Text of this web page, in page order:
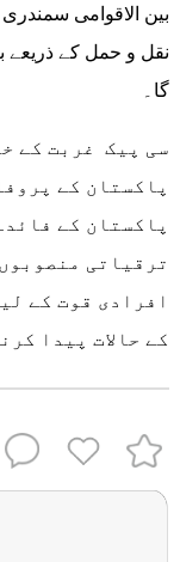
بین الاقوامی
نقل و حمل کے ذریعے
گا۔
پاکستان کے
پاکستان کے
ترقیاتی
افرادی قوت کے
کے حالات پیدا